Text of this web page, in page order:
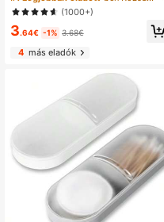
ű, stílusos, otthoni és kültéri minden
napi használatra, nyári ajándék
(1000+)
3.64€ -1% 3.68€
4más eladók